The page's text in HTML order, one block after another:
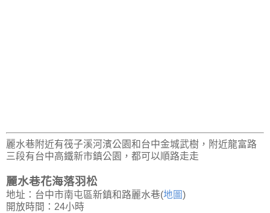
麗水巷附近有筏子溪河濱公園和台中金城武樹，附近龍富路
三段有台中高鐵新市鎮公園，都可以順路走走
麗水巷花海落羽松
地址：台中市南屯區新鎮和路麗水巷(地圖)
開放時間：24小時